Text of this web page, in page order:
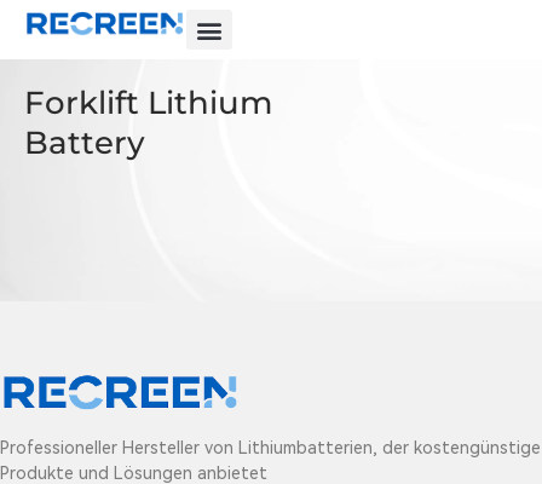
Forklift Lithium
Battery
Professioneller Hersteller von Lithiumbatterien, der kostengünstige
Produkte und Lösungen anbietet